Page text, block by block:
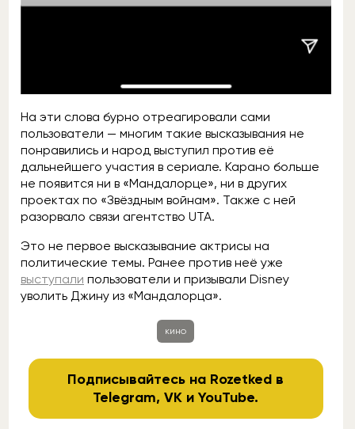
На эти слова бурно отреагировали сами
пользователи — многим такие высказывания не
понравились и народ выступил против её
дальнейшего участия в сериале. Карано больше
не появится ни в «Мандалорце», ни в других
проектах по «Звёздным войнам». Также с ней
разорвало связи агентство UTA.
Это не первое высказывание актрисы на
политические темы. Ранее против неё уже
выступали пользователи и призывали Disney
уволить Джину из «Мандалорца».
кино
Подписывайтесь на Rozetked в
Telegram,VK иYouTube.